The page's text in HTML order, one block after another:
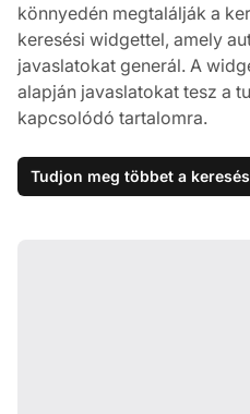
könnyedén megtalálják a
keresési widgettel, amely
javaslatokat generál. A
alapján javaslatokat tesz a
kapcsolódó tartalomra.
Tudjon meg többet a